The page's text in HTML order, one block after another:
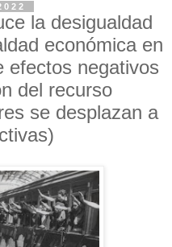
la desigualdad
económica en
efectos negativos
del recurso
se desplazan a